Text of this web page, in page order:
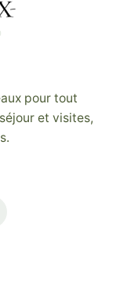
pour tout
et visites,